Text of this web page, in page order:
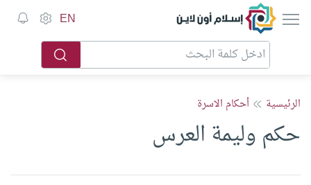
إسلام أون لاين EN
الرئيسية أحكام الاسرة
حكم وليمة العرس